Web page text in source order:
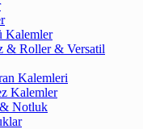
Kalemler
& Roller & Versatil
Kalemleri
Kalemler
Notluk